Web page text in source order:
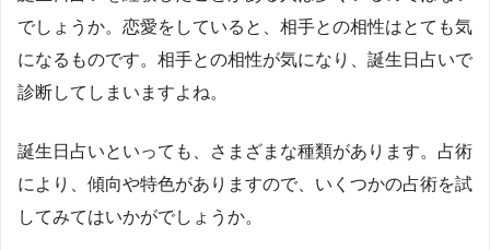
でしょうか。恋愛をしていると、相手との相性はとても気
になるものです。相手との相性が気になり、誕生日占いで
診断してしまいますよね。
誕生日占いといっても、さまざまな種類があります。占術
により、傾向や特色がありますので、いくつかの占術を試
してみてはいかがでしょうか。